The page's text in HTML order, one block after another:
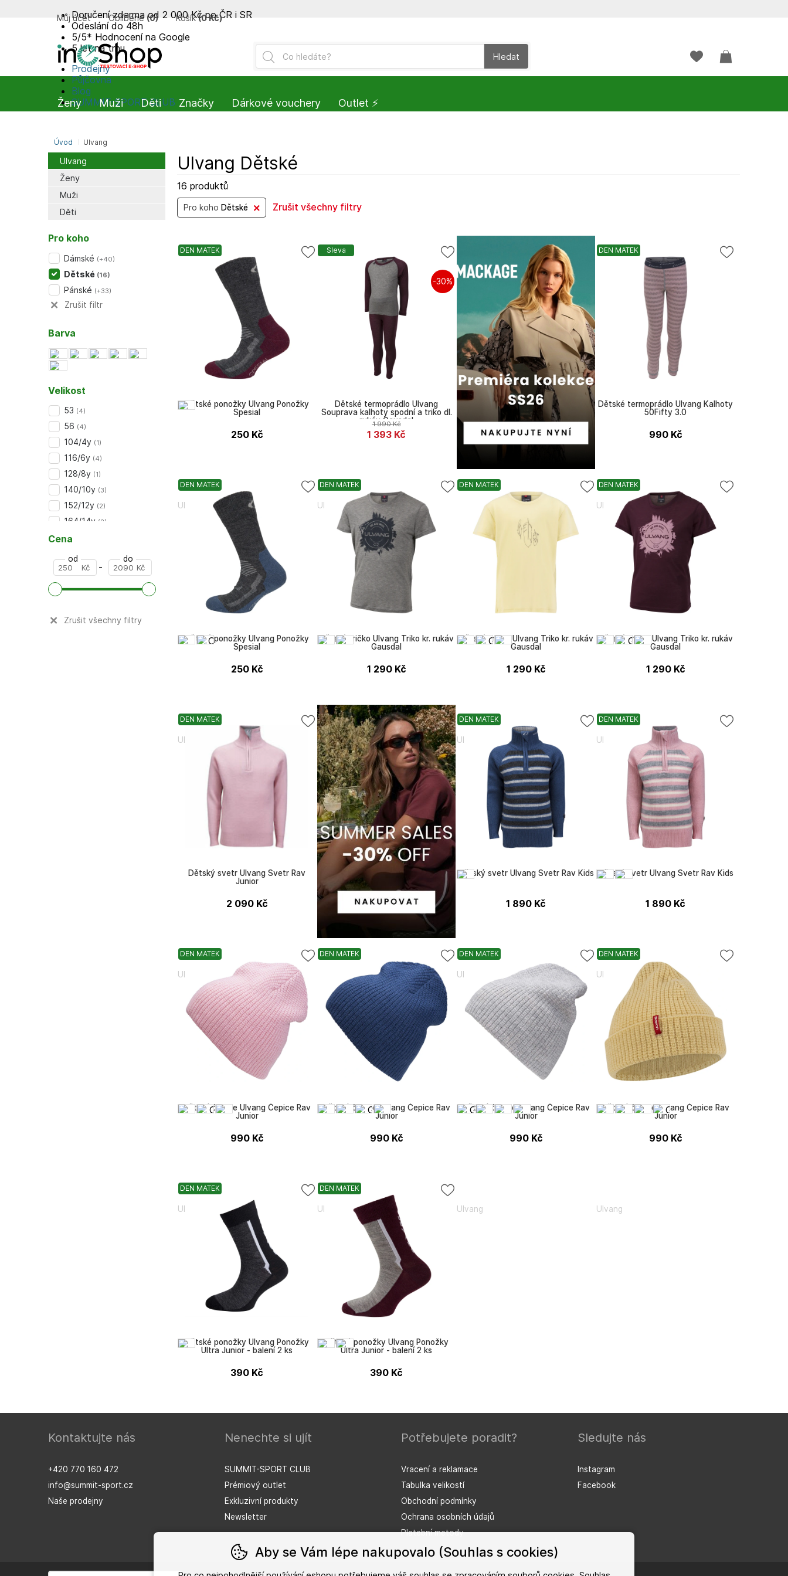
Ulvang
Ženy
Muži
Děti
Ulvang Dětské
16 produktů
Pro koho Dětské Zrušit všechny filtry
DEN MATEK
Ulvang
Dětské ponožky Ulvang Ponožky
Spesial
250 Kč
Sleva
Ulvang
Dětské termoprádlo Ulvang
Souprava kalhoty spodní a triko dl.
rukáv Gausdal
1 393 Kč
1 990Kč
-30%
DEN MATEK
Ulvang
Dětské termoprádlo Ulvang Kalhoty
50Fifty 3.0
990 Kč
DEN MATEK
Ulvang
Dětské ponožky Ulvang Ponožky
Spesial
250 Kč
DEN MATEK
Ulvang
Dětské tričko Ulvang Triko kr. rukáv
Gausdal
1 290 Kč
DEN MATEK
Ulvang
Dětské tričko Ulvang Triko kr. rukáv
Gausdal
1 290 Kč
DEN MATEK
Ulvang
Dětské tričko Ulvang Triko kr. rukáv
Gausdal
1 290 Kč
DEN MATEK
Ulvang
Dětský svetr Ulvang Svetr Rav
Junior
2 090 Kč
DEN MATEK
Ulvang
Dětský svetr Ulvang Svetr Rav Kids
1 890 Kč
DEN MATEK
Ulvang
Dětský svetr Ulvang Svetr Rav Kids
1 890 Kč
DEN MATEK
Ulvang
Dětská čepice Ulvang Čepice Rav
Junior
990 Kč
DEN MATEK
Ulvang
Dětská čepice Ulvang Čepice Rav
Junior
990 Kč
DEN MATEK
Ulvang
Dětská čepice Ulvang Čepice Rav
Junior
990 Kč
DEN MATEK
Ulvang
Dětská čepice Ulvang Čepice Rav
Junior
990 Kč
DEN MATEK
Dětské ponožky Ulvang Ponožky
Ultra Junior - balení 2 ks
390 Kč
DEN MATEK
Dětské ponožky Ulvang Ponožky
Ultra Junior - balení 2 ks
390 Kč
Pro koho
Dámské (+40)
Dětské (16)
Pánské (+33)
Zrušit filtr
Barva
Velikost
53 (4)
56 (4)
104/4y (1)
116/6y (4)
128/8y (1)
140/10y (3)
152/12y (2)
164/14y (2)
další (+6)
Cena
od
Kč -
do
Kč
Zrušit všechny filtry
Doručení zdarma od 2 000 Kč po ČR i SR
Odeslání do 48h
5/5* Hodnocení na Google
5 let na trhu
Prodejny
Půjčovna
Blog
SUMMIT-SPORT CLUB
Hledat
Můj účet Oblíbené (0) Košík (0 Kč)
Úvod Ulvang
Ženy Muži Děti Značky Dárkové vouchery Outlet ⚡️
Kontaktujte nás
+420 770 160 472
info@summit-sport.cz
Naše prodejny
Nenechte si ujít
SUMMIT-SPORT CLUB
Prémiový outlet
Exkluzivní produkty
Newsletter
Potřebujete poradit?
Vracení a reklamace
Tabulka velikostí
Obchodní podmínky
Ochrana osobních údajů
Platební metody
Sledujte nás
Instagram
Facebook
Aby se Vám lépe nakupovalo (Souhlas s cookies)